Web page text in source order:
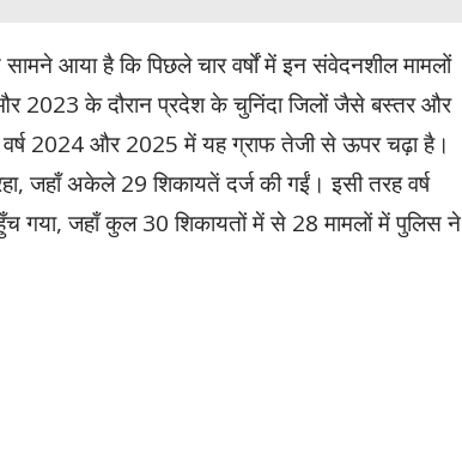
आया है कि पिछले चार वर्षों में इन संवेदनशील मामलों
2023 के दौरान प्रदेश के चुनिंदा जिलों जैसे बस्तर और
वर्ष 2024 और 2025 में यह ग्राफ तेजी से ऊपर चढ़ा है।
जहाँ अकेले 29 शिकायतें दर्ज की गईं। इसी तरह वर्ष
गया, जहाँ कुल 30 शिकायतों में से 28 मामलों में पुलिस ने